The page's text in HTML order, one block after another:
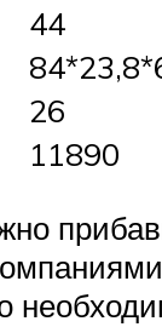
44
26
11890